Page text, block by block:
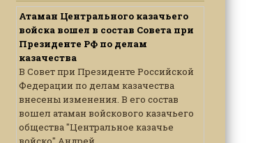
Атаман Центрального казачьего
войска вошел в состав Совета при
Президенте РФ по делам
казачества
В Совет при Президенте Российской
Федерации по делам казачества
внесены изменения. В его состав
вошел атаман войскового казачьего
общества "Центральное казачье